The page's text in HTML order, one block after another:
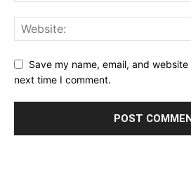
Save my name, email, and
next time I comment.